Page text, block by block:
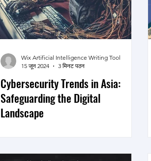
Cybersecurity Trends in Asia:
Safeguarding the Digital
Landscape
cybersecurity has become a pressing
Wix Artificial Intelligence Writing Tool
15 जून 2024
3 मिनट पठन